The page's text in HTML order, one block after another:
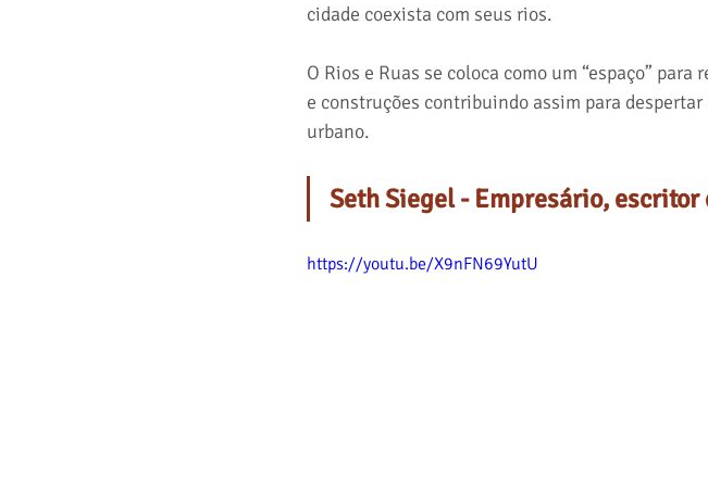
cidade coexista com seus rios.
O Rios e Ruas se coloca como um “espaço”
e construções contribuindo assim para
urbano.
Seth Siegel - Empresário,
https://youtu.be/X9nFN69YutU